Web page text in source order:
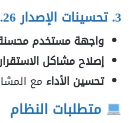
3. تحسينات الإصدار 1.4.26
واجهة مستخدم
إصلاح مشاكل
تحسين الأداء مع
متطلبات النظام